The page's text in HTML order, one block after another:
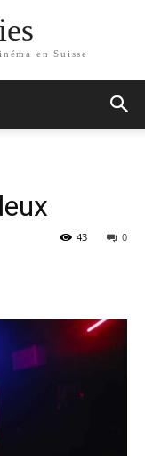
en Suisse
0
43